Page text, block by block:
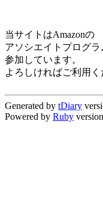
当サイトはAmazonの
アソシエイトプログラ
参加しています。
よろしければご利用く
Generated by tDiary
Powered by Ruby